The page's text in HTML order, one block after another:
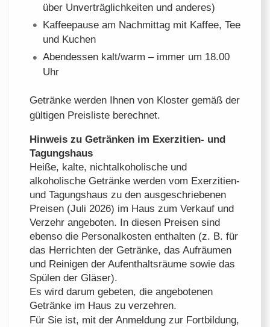
über Unverträglichkeiten und anderes)
Kaffeepause am Nachmittag mit Kaffee, Tee
und Kuchen
Abendessen kalt/warm – immer um 18.00
Uhr
Getränke werden Ihnen von Kloster gemäß der
gültigen Preisliste berechnet.
Hinweis zu Getränken im Exerzitien- und
Tagungshaus
Heiße, kalte, nichtalkoholische und
alkoholische Getränke werden vom Exerzitien-
und Tagungshaus zu den ausgeschriebenen
Preisen (Juli 2026) im Haus zum Verkauf und
Verzehr angeboten. In diesen Preisen sind
ebenso die Personalkosten enthalten (z. B. für
das Herrichten der Getränke, das Aufräumen
und Reinigen der Aufenthaltsräume sowie das
Spülen der Gläser).
Es wird darum gebeten, die angebotenen
Getränke im Haus zu verzehren.
Für Sie ist, mit der Anmeldung zur Fortbildung,